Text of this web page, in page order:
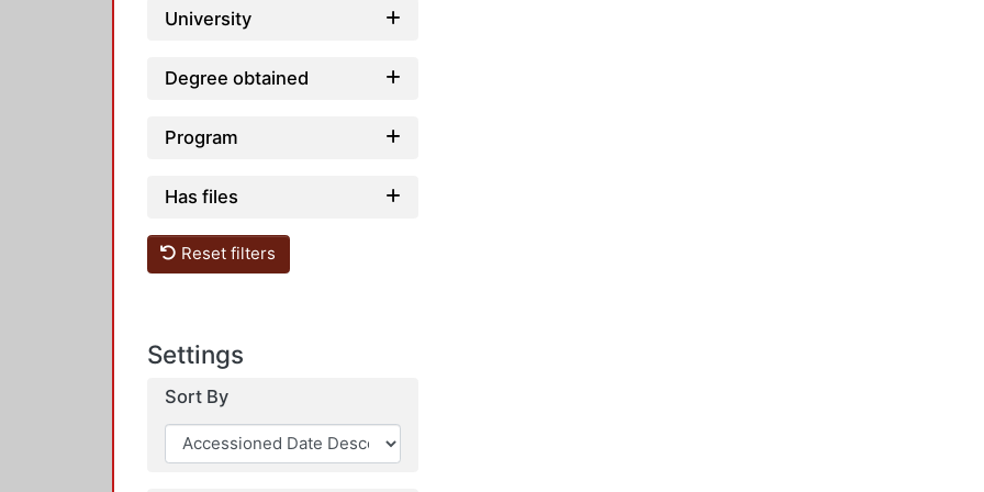
University
Degree obtained
Program
Has files
Reset filters
Settings
Sort By